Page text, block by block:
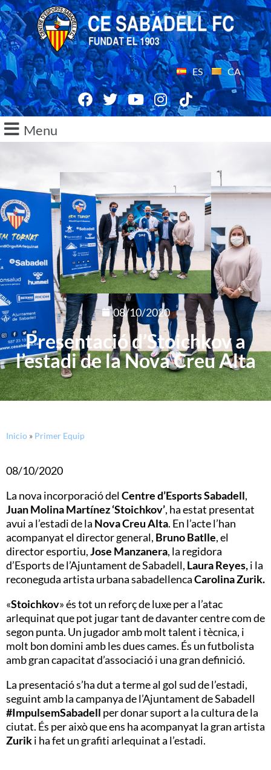
ES CA
Menu
08/10/2020
Presentació d’Stoichkov a
l’estadi de la Nova Creu Alta
Inicio » Primer Equip
08/10/2020
La nova incorporació delCentre d’Esports Sabadell,
Juan Molina Martínez ‘Stoichkov’, ha estat presentat
avui a l’estadi de la Nova Creu Alta. En l’acte l’han
acompanyat el director general, Bruno Batlle, el
director esportiu,Jose Manzanera, la regidora
d’Esports de l’Ajuntament de Sabadell, Laura Reyes,i la
reconeguda artista urbana sabadellencaCarolina Zurik.
«Stoichkov» és tot un reforç de luxe per a l’atac
arlequinat que pot jugar tant de davanter centre com de
segon punta. Un jugador amb molt talent i tècnica, i
molt bon domini amb les dues cames. És un futbolista
amb gran capacitat d’associació i una gran definició.
La presentació s’ha dut a terme al gol sud de l’estadi,
seguint amb la campanya de l’Ajuntament de Sabadell
#ImpulsemSabadell per donar suport a la cultura de la
ciutat. És per això que ens ha acompanyat la gran artista
Zuriki ha fet un grafiti arlequinat a l’estadi.